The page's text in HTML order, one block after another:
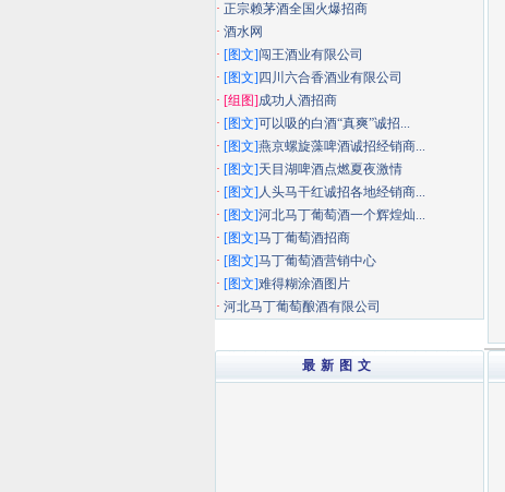
· 正宗赖茅酒全国火爆招商
· 酒水网
· [图文]闯王酒业有限公司
· [图文] 四川六合香酒业有限公司
· [组图]成功人酒招商
· [图文]可以吸的白酒“真爽”诚招...
· [图文]燕京螺旋藻啤酒诚招经销商...
· [图文]天目湖啤酒点燃夏夜激情
· [图文] 人头马干红诚招各地经销商...
· [图文]河北马丁葡萄酒一个辉煌灿...
· [图文]马丁葡萄酒招商
· [图文]马丁葡萄酒营销中心
· [图文]难得糊涂酒图片
· 河北马丁葡萄酿酒有限公司
最 新 图 文